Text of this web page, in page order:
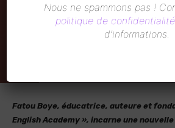
Fatou Boye, éducatrice, auteure et
English Academy », incarne une
Nous ne spammons pas !
politique de confidentialité
d’informations.